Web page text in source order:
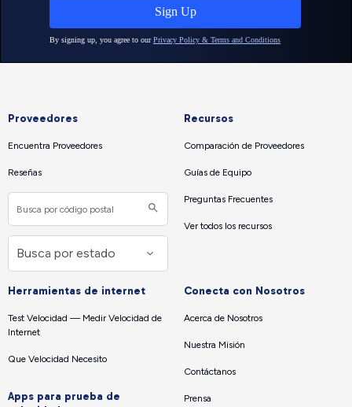
Proveedores
Encuentra Proveedores
Reseñas
Recursos
Comparación de Proveedores
Guías de Equipo
Preguntas Frecuentes
Ver todos los recursos
Herramientas de internet
Test Velocidad — Medir Velocidad de
Internet
Que Velocidad Necesito
Apps para prueba de
Conecta con Nosotros
Acerca de Nosotros
Nuestra Misión
Contáctanos
Prensa